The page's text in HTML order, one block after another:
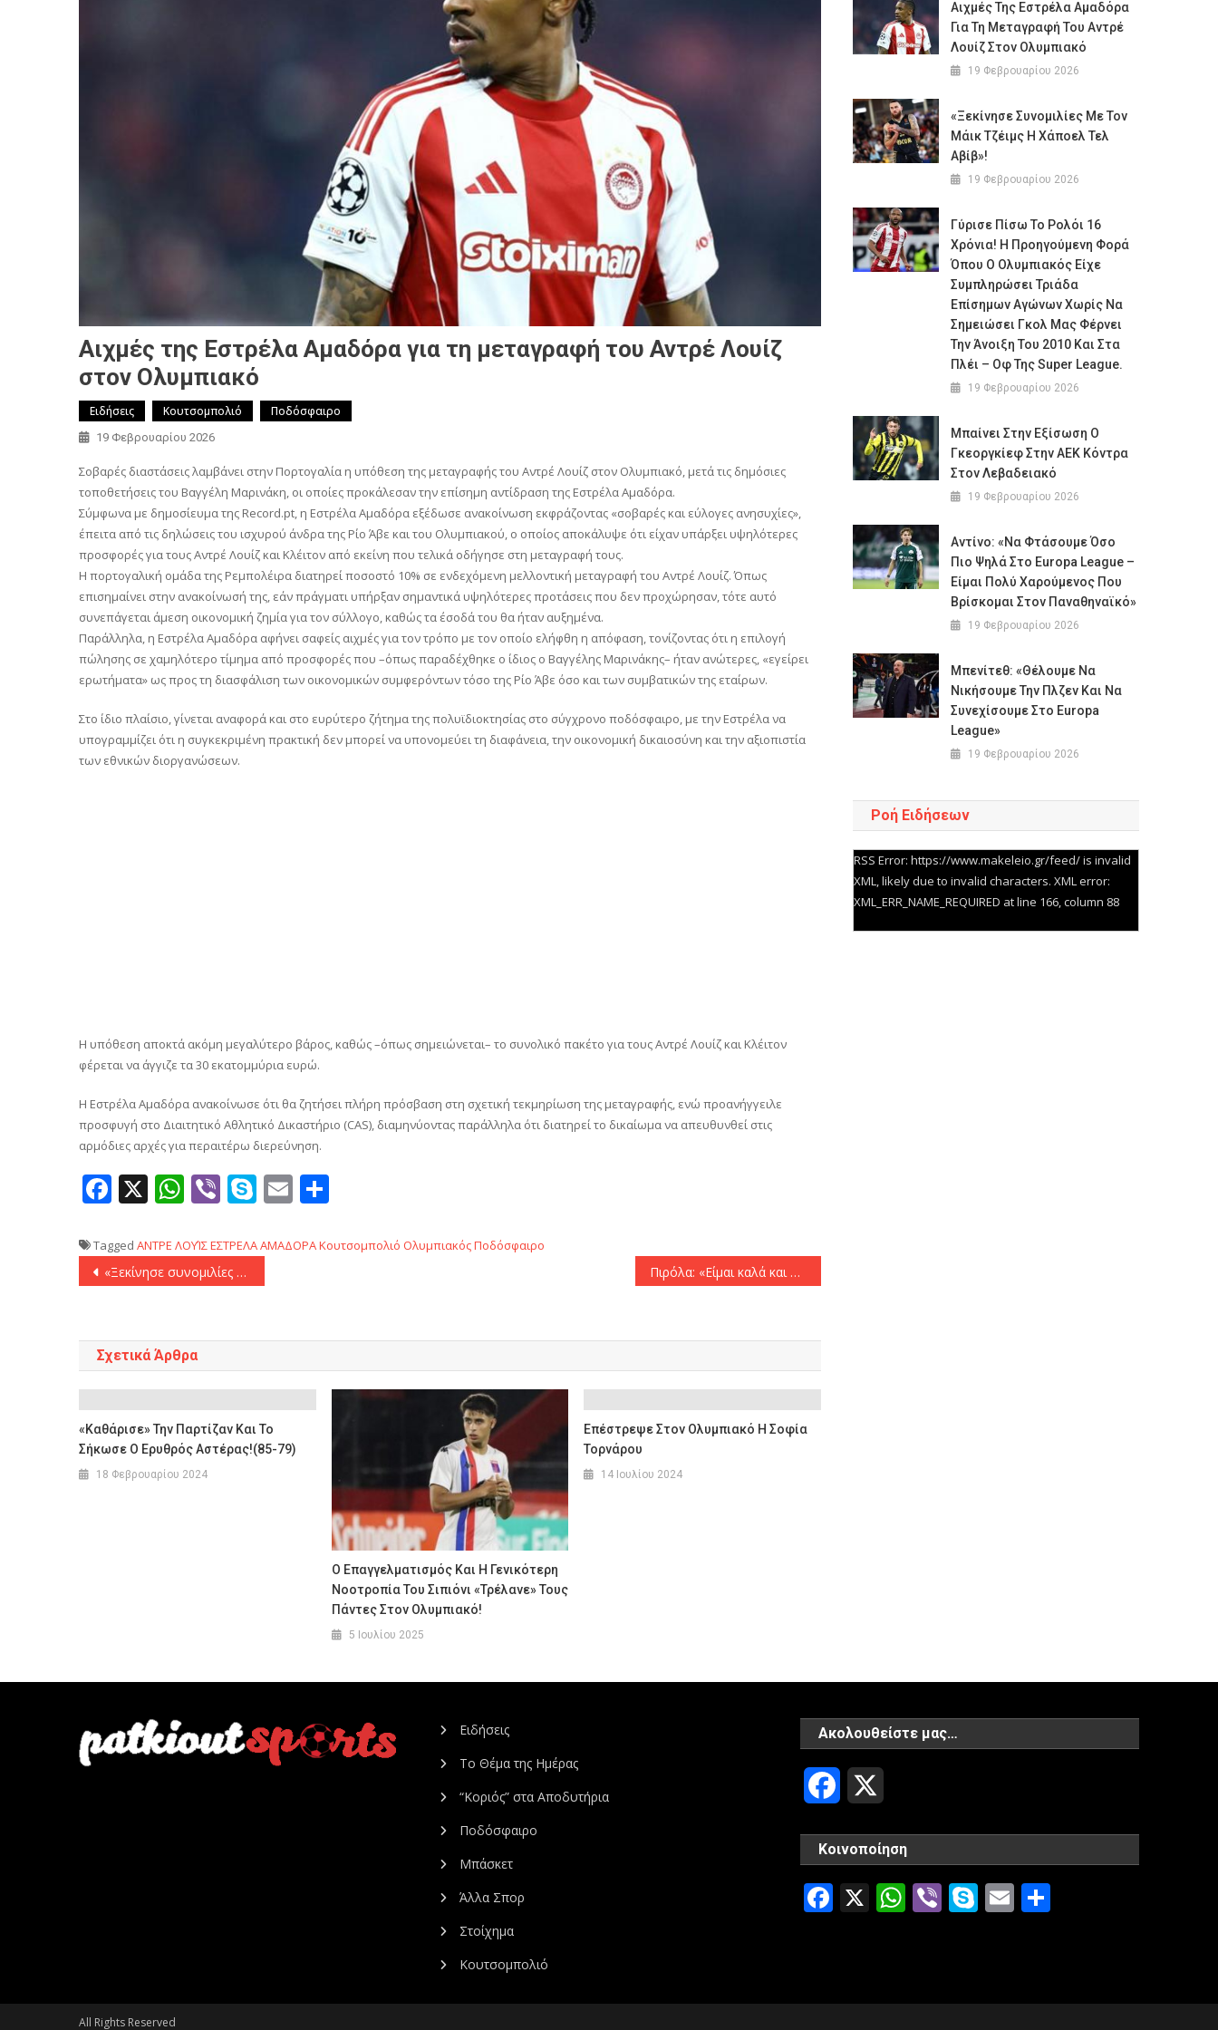
Αιχμές της Εστρέλα Αμαδόρα για τη μεταγραφή του Αντρέ Λουίζ
στον Ολυμπιακό
Ειδήσεις Κουτσομπολιό Ποδόσφαιρο
19 Φεβρουαρίου 2026
Σοβαρές διαστάσεις λαμβάνει στην Πορτογαλία η υπόθεση της μεταγραφής του Αντρέ Λουίζ στον Ολυμπιακό, μετά τις δημόσιες
τοποθετήσεις του Βαγγέλη Μαρινάκη, οι οποίες προκάλεσαν την επίσημη αντίδραση της Εστρέλα Αμαδόρα.
Σύμφωνα με δημοσίευμα της Record.pt, η Εστρέλα Αμαδόρα εξέδωσε ανακοίνωση εκφράζοντας «σοβαρές και εύλογες ανησυχίες»,
έπειτα από τις δηλώσεις του ισχυρού άνδρα της Ρίο Άβε και του Ολυμπιακού, ο οποίος αποκάλυψε ότι είχαν υπάρξει υψηλότερες
προσφορές για τους Αντρέ Λουίζ και Κλέιτον από εκείνη που τελικά οδήγησε στη μεταγραφή τους.
Η πορτογαλική ομάδα της Ρεμπολέιρα διατηρεί ποσοστό 10% σε ενδεχόμενη μελλοντική μεταγραφή του Αντρέ Λουίζ. Όπως
επισημαίνει στην ανακοίνωσή της, εάν πράγματι υπήρξαν σημαντικά υψηλότερες προτάσεις που δεν προχώρησαν, τότε αυτό
συνεπάγεται άμεση οικονομική ζημία για τον σύλλογο, καθώς τα έσοδά του θα ήταν αυξημένα.
Παράλληλα, η Εστρέλα Αμαδόρα αφήνει σαφείς αιχμές για τον τρόπο με τον οποίο ελήφθη η απόφαση, τονίζοντας ότι η επιλογή
πώλησης σε χαμηλότερο τίμημα από προσφορές που –όπως παραδέχθηκε ο ίδιος ο Βαγγέλης Μαρινάκης– ήταν ανώτερες, «εγείρει
ερωτήματα» ως προς τη διασφάλιση των οικονομικών συμφερόντων τόσο της Ρίο Άβε όσο και των συμβατικών της εταίρων.
Στο ίδιο πλαίσιο, γίνεται αναφορά και στο ευρύτερο ζήτημα της πολυϊδιοκτησίας στο σύγχρονο ποδόσφαιρο, με την Εστρέλα να
υπογραμμίζει ότι η συγκεκριμένη πρακτική δεν μπορεί να υπονομεύει τη διαφάνεια, την οικονομική δικαιοσύνη και την αξιοπιστία
των εθνικών διοργανώσεων.
Η υπόθεση αποκτά ακόμη μεγαλύτερο βάρος, καθώς –όπως σημειώνεται– το συνολικό πακέτο για τους Αντρέ Λουίζ και Κλέιτον
φέρεται να άγγιζε τα 30 εκατομμύρια ευρώ.
Η Εστρέλα Αμαδόρα ανακοίνωσε ότι θα ζητήσει πλήρη πρόσβαση στη σχετική τεκμηρίωση της μεταγραφής, ενώ προανήγγειλε
προσφυγή στο Διαιτητικό Αθλητικό Δικαστήριο (CAS), διαμηνύοντας παράλληλα ότι διατηρεί το δικαίωμα να απευθυνθεί στις
αρμόδιες αρχές για περαιτέρω διερεύνηση.
Facebook
X WhatsApp
ViberSkype
Email
Tagged ΑΝΤΡΕ ΛΟΥΊΣΕΣΤΡΕΛΑ ΑΜΑΔΟΡΑΚουτσομπολιό ΟλυμπιακόςΠοδόσφαιρο
Πλοήγηση
«Ξεκίνησε συνομιλίες με τον Μάικ Τζέιμς η Χάποελ Τελ Αβίβ»! Πιρόλα: «Είμαι καλά και να θυμάστε, τίποτα δεν έχει τελειώσει ακόμη»
Σχετικά Άρθρα
«Καθάρισε» Την Παρτίζαν Και Το
Σήκωσε Ο Ερυθρός Αστέρας!(85-79)
18 Φεβρουαρίου 2024
Ο Επαγγελματισμός Και Η Γενικότερη
Νοοτροπία Του Σιπιόνι «τρέλανε» Τους
Πάντες Στον Ολυμπιακό!
5 Ιουλίου 2025
Επέστρεψε Στον Ολυμπιακό Η Σοφία
Τορνάρου
14 Ιουλίου 2024
Αιχμές Της Εστρέλα Αμαδόρα
Για Τη Μεταγραφή Του Αντρέ
Λουίζ Στον Ολυμπιακό
19 Φεβρουαρίου 2026
«Ξεκίνησε Συνομιλίες Με Τον
Μάικ Τζέιμς Η Χάποελ Τελ
Αβίβ»!
19 Φεβρουαρίου 2026
Γύρισε Πίσω Το Ρολόι 16
Χρόνια! Η Προηγούμενη Φορά
Όπου Ο Ολυμπιακός Είχε
Συμπληρώσει Τριάδα
Επίσημων Αγώνων Χωρίς Να
Σημειώσει Γκολ Μας Φέρνει
Την Άνοιξη Του 2010 Και Στα
Πλέι – Οφ Της Super League.
19 Φεβρουαρίου 2026
Μπαίνει Στην Εξίσωση Ο
Γκεοργκίεφ Στην ΑΕΚ Κόντρα
Στον Λεβαδειακό
19 Φεβρουαρίου 2026
Αντίνο: «Να Φτάσουμε Όσο
Πιο Ψηλά Στο Europa League –
Είμαι Πολύ Χαρούμενος Που
Βρίσκομαι Στον Παναθηναϊκό»
19 Φεβρουαρίου 2026
Μπενίτεθ: «Θέλουμε Να
Νικήσουμε Την Πλζεν Και Να
Συνεχίσουμε Στο Europa
League»
19 Φεβρουαρίου 2026
Ροή Ειδήσεων
RSS Error: https://www.makeleio.gr/feed/ is invalid
XML, likely due to invalid characters. XML error:
XML_ERR_NAME_REQUIRED at line 166, column 88
Ειδήσεις
Το Θέμα της Ημέρας
“Κοριός” στα Αποδυτήρια
Ποδόσφαιρο
Μπάσκετ
Άλλα Σπορ
Στοίχημα
Κουτσομπολιό
Ακολουθείστε μας…
Facebook
Κοινοποίηση
Facebook
X WhatsApp
ViberSkype
Email
All Rights Reserved